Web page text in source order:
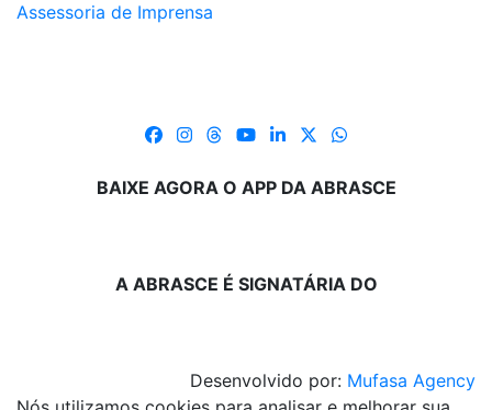
Assessoria de Imprensa
BAIXE AGORA O APP DA ABRASCE
A ABRASCE É SIGNATÁRIA DO
Desenvolvido por: Mufasa Agency